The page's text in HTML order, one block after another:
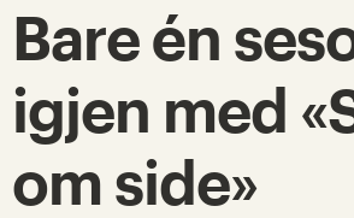
Bare én
igjen med
om side»